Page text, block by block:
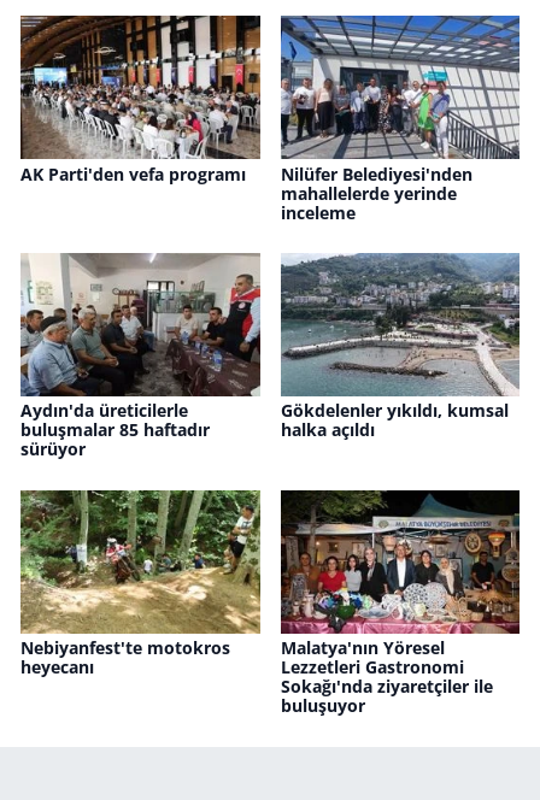
AK Parti'den vefa programı
Nilüfer Belediyesi'nden
mahallelerde yerinde
inceleme
Aydın'da üreticilerle
buluşmalar 85 haftadır
sürüyor
Gökdelenler yıkıldı, kumsal
halka açıldı
Nebiyanfest'te motokros
heyecanı
Malatya'nın Yöresel
Lezzetleri Gastronomi
Sokağı'nda ziyaretçiler ile
buluşuyor